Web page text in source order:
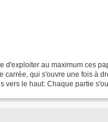
d'exploiter au maximum ces
carrée, qui s'ouvre une fois à
vers le haut: Chaque partie